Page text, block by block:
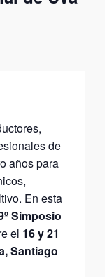
de
años para
En esta
Simposio
el 16 y 21
Santiago